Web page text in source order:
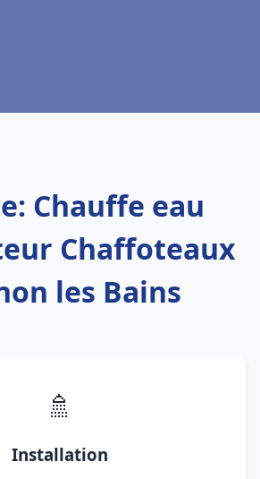
Chauffe eau
Chaffoteaux
les Bains
🚿
Installation